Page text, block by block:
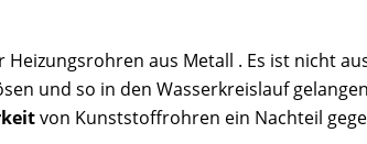
Heizungsrohren aus Metall . Es ist nicht
und so in den Wasserkreislauf
von Kunststoffrohren ein Nachteil